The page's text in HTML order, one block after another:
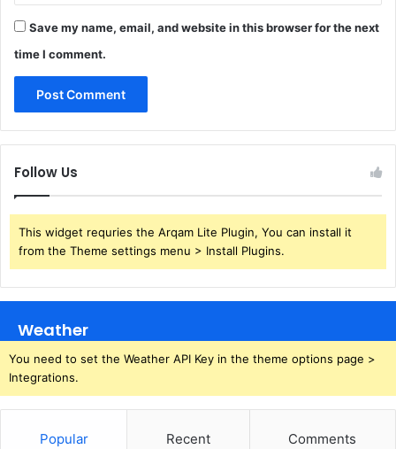
Save my name, email, and website in this browser for the next
time I comment.
Follow Us
This widget requries the Arqam Lite Plugin, You can install it
from the Theme settings menu > Install Plugins.
Weather
You need to set the Weather API Key in the theme options page >
Integrations.
Popular Recent Comments